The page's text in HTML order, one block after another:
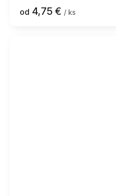
od 4,75 € / ks